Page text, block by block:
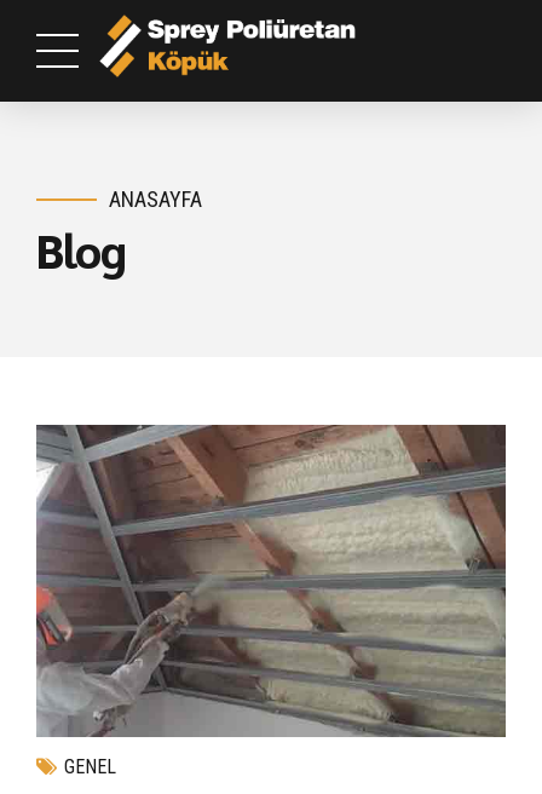
ANASAYFA
Blog
GENEL